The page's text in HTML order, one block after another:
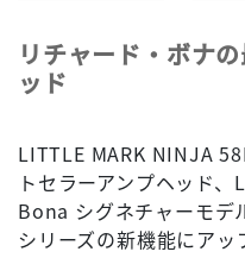
リチャード・ボナ
ッド
LITTLE MARK NINJA
トセラーアンプヘッド
Bona シグネチャーモデ
シリーズの新機能にア